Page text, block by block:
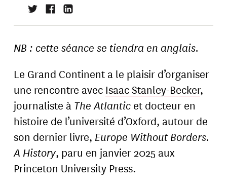
NB : cette séance se tiendra en anglais.
Le Grand Continent a le plaisir d’organiser
une rencontre avec Isaac Stanley-Becker,
journaliste à The Atlantic et docteur en
histoire de l’université d’Oxford, autour de
son dernier livre, Europe Without Borders.
A History, paru en janvier 2025 aux
Princeton University Press.